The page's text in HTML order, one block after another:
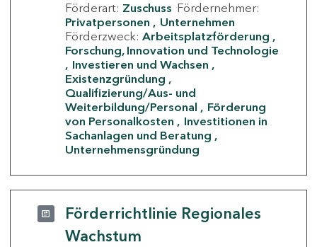
Förderart: Zuschuss Fördernehmer:
Privatpersonen
Unternehmen
Förderzweck: Arbeitsplatzförderung
Forschung, Innovation und Technologie
Investieren und Wachsen
Existenzgründung
Qualifizierung/Aus- und
Weiterbildung/Personal
Förderung
von Personalkosten
Investitionen in
Sachanlagen und Beratung
Unternehmensgründung
Förderrichtlinie Regionales
Wachstum